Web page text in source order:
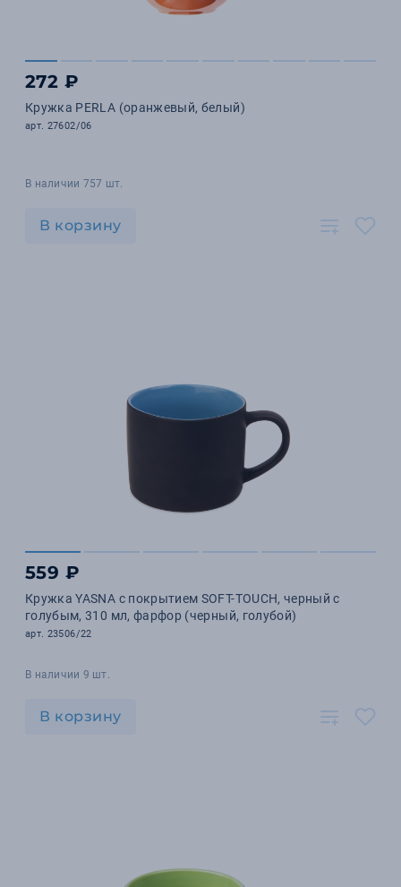
272 ₽
Кружка PERLA (оранжевый, белый)
арт. 27602/06
В наличии 757 шт.
В корзину
559 ₽
Кружка YASNA с покрытием SOFT-TOUCH, черный с
голубым, 310 мл, фарфор (черный, голубой)
арт. 23506/22
В наличии 9 шт.
В корзину